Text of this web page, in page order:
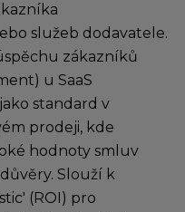
služeb dodavatele.
zákazníků
u SaaS
standard v
prodeji, kde
hodnoty smluv
Slouží k
(ROI) pro